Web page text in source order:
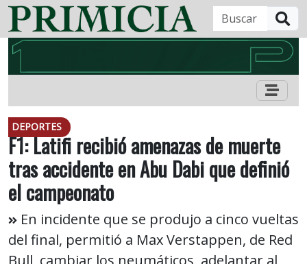
DEPORTES
F1: Latifi recibió amenazas de muerte
tras accidente en Abu Dabi que definió
el campeonato
En incidente que se produjo a cinco vueltas
del final, permitió a Max Verstappen, de Red
Bull, cambiar los neumáticos, adelantar al